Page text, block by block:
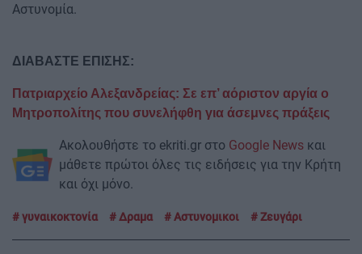
Αστυνομία.
ΔΙΑΒΑΣΤΕ ΕΠΙΣΗΣ:
Πατριαρχείο Αλεξανδρείας: Σε επ’ αόριστον αργία ο
Μητροπολίτης που συνελήφθη για άσεμνες πράξεις
Ακολουθήστε το ekriti.gr στο Google News και
μάθετε πρώτοι όλες τις ειδήσεις για την Κρήτη
και όχι μόνο.
γυναικοκτονία Δραμα Αστυνομικοι Ζευγάρι